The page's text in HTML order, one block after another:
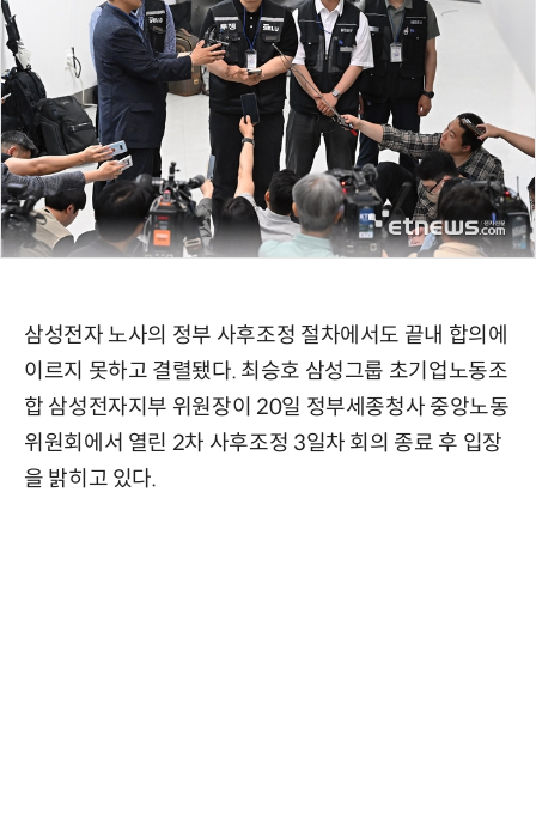
삼성전자 노사의 정부 사후조정 절차에서도 끝내 합의에
이르지 못하고 결렬됐다. 최승호 삼성그룹 초기업노동조
합 삼성전자지부 위원장이 20일 정부세종청사 중앙노동
위원회에서 열린 2차 사후조정 3일차 회의 종료 후 입장
을 밝히고 있다.